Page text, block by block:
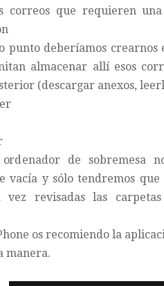
correos que requieren
punto deberíamos
almacenar allí esos
(descargar anexos,
de sobremesa
vacía y sólo tendremos
vez revisadas las
os recomiendo la
manera.